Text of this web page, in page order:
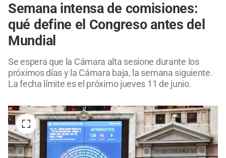
Semana intensa de comisiones:
qué define el Congreso antes del
Mundial
Se espera que la Cámara alta sesione durante los
próximos días y la Cámara baja, la semana siguiente.
La fecha límite es el próximo jueves 11 de junio.